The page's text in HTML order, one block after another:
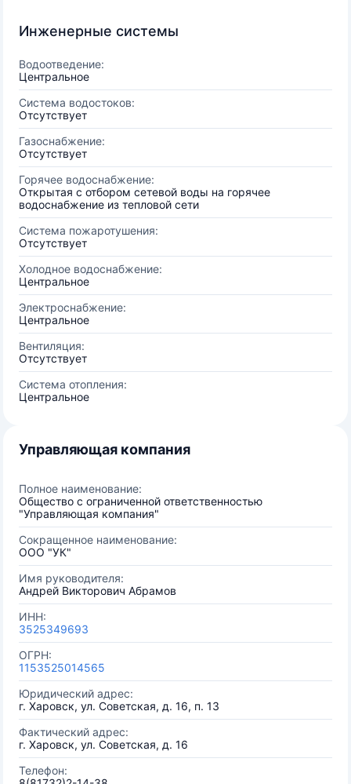
Инженерные системы
Водоотведение:
Центральное
Система водостоков:
Отсутствует
Газоснабжение:
Отсутствует
Горячее водоснабжение:
Открытая с отбором сетевой воды на горячее
водоснабжение из тепловой сети
Система пожаротушения:
Отсутствует
Холодное водоснабжение:
Центральное
Электроснабжение:
Центральное
Вентиляция:
Отсутствует
Система отопления:
Центральное
Управляющая компания
Полное наименование:
Общество с ограниченной ответственностью
"Управляющая компания"
Сокращенное наименование:
ООО "УК"
Имя руководителя:
Андрей Викторович Абрамов
ИНН:
3525349693
ОГРН:
1153525014565
Юридический адрес:
г. Харовск, ул. Советская, д. 16, п. 13
Фактический адрес:
г. Харовск, ул. Советская, д. 16
Телефон: